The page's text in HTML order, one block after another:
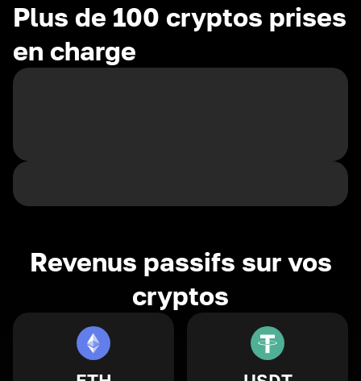
Plus de 100 cryptos prises
en charge
Revenus passifs sur vos
cryptos